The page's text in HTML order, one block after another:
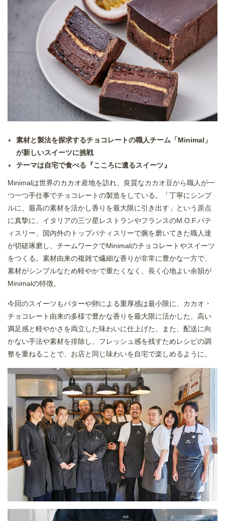
素材と製法を探求するチョコレートの職人チーム「Minimal」
が新しいスイーツに挑戦
テーマは自宅で食べる『こころに遺るスイーツ』
Minimalは世界のカカオ産地を訪れ、良質なカカオ豆から職人が一
つ一つ手仕事でチョコレートの製造をしている。「丁寧にシンプ
ルに、最高の素材を活かし香りを最大限に引き出す」という原点
に真摯に、イタリアの三ツ星レストランやフランスのM.O.F.パテ
ィスリー、国内外のトップパティスリーで腕を磨いてきた職人達
が切磋琢磨し、チームワークでMinimalのチョコレートやスイーツ
をつくる。素材由来の複雑で繊細な香りが非常に豊かな一方で、
素材がシンプルなため軽やかで重たくなく、⾧く心地よい余韻が
Minimalの特徴。
今回のスイーツもバターや卵による重厚感は最小限に、カカオ・
チョコレート由来の多様で豊かな香りを最大限に活かした、高い
満足感と軽やかさを両立した味わいに仕上げた。また、配送に向
かない手法や素材を排除し、フレッシュ感を残すためレシピの調
整を重ねることで、お店と同じ味わいを自宅で楽しめるように。